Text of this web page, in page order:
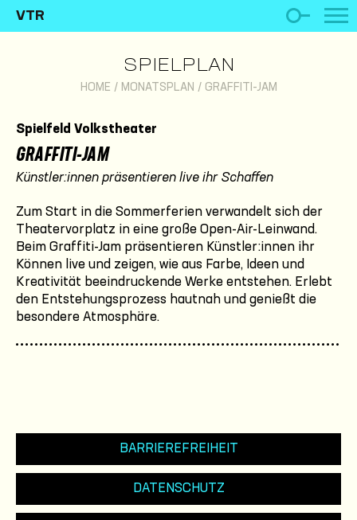
VTR
SPIELPLAN
HOME / MONATSPLAN / GRAFFITI-JAM
Spielfeld Volkstheater
GRAFFITI-JAM
Künstler:innen präsentieren live ihr Schaffen
Zum Start in die Sommerferien verwandelt sich der
Theatervorplatz in eine große Open-Air-Leinwand.
Beim Graffiti-Jam präsentieren Künstler:innen ihr
Können live und zeigen, wie aus Farbe, Ideen und
Kreativität beeindruckende Werke entstehen. Erlebt
den Entstehungsprozess hautnah und genießt die
besondere Atmosphäre.
BARRIEREFREIHEIT
DATENSCHUTZ